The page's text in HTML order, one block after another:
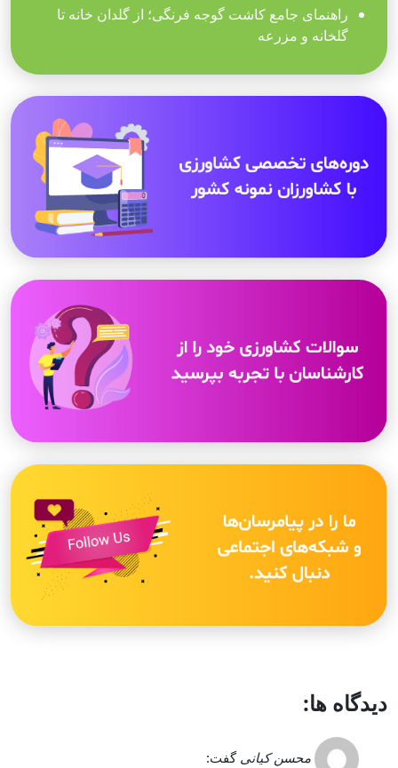
راهنمای جامع کاشت گوجه فرنگی؛ از گلدان خانه تا
گلخانه و مزرعه
دیدگاه ها:
محسن کیانی گفت: